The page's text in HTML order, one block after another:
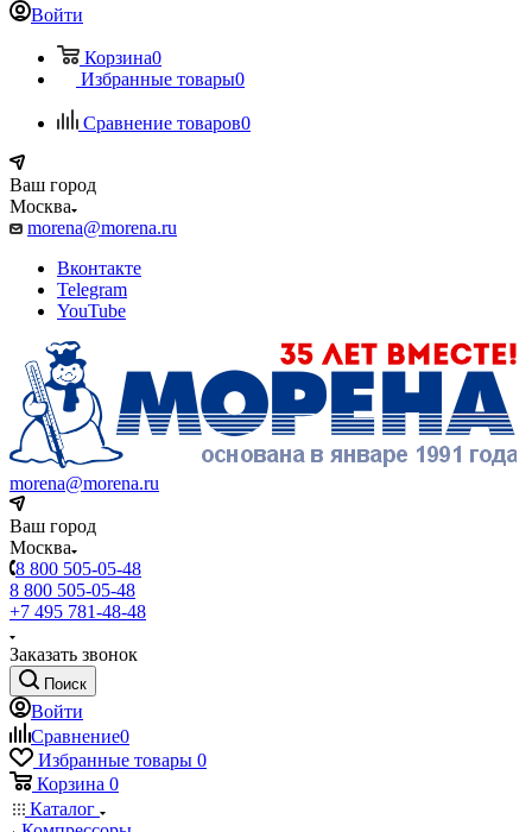
Войти
Корзина0
Избранные товары0
Сравнение товаров0
Ваш город
Москва
morena@morena.ru
Вконтакте
Telegram
YouTube
morena@morena.ru
Ваш город
Москва
8 800 505-05-48
8 800 505-05-48
+7 495 781-48-48
Заказать звонок
Поиск
Войти
Сравнение0
Избранные товары 0
Корзина 0
Каталог